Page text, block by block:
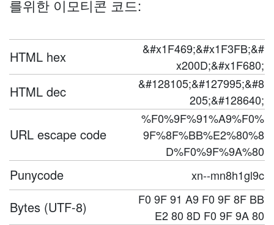
를위한 이모티콘 코드:
HTML hex
&#x1F469;&#x1F3FB;&#
x200D;&#x1F680;
HTML dec
&#128105;&#127995;&#8
205;&#128640;
URL escape code
%F0%9F%91%A9%F0%
9F%8F%BB%E2%80%8
D%F0%9F%9A%80
Punycode xn--mn8h1gl9c
Bytes (UTF-8)
F0 9F 91 A9 F0 9F 8F BB
E2 80 8D F0 9F 9A 80